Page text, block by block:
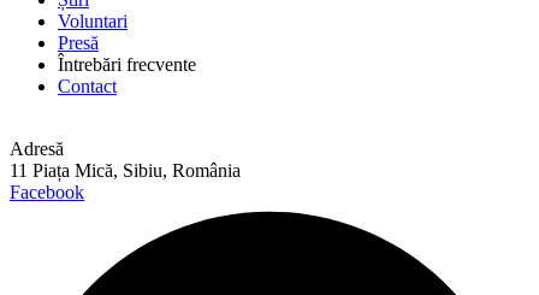
Voluntari
Presă
Întrebări frecvente
Contact
Adresă
11 Piața Mică, Sibiu, România
Facebook